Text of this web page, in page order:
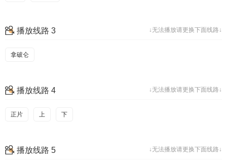
↓无法播放请更换下面线路↓
播放线路 3
拿破仑
↓无法播放请更换下面线路↓
播放线路 4
正片 上 下
↓无法播放请更换下面线路↓
播放线路 5